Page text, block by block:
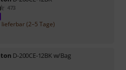
473
(2–5 Tage)
D-200CE-12BK w/Bag